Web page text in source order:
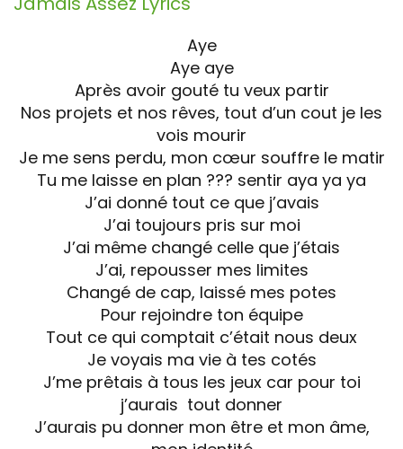
Aye
Aye aye
Après avoir gouté tu veux partir
Nos projets et nos rêves, tout d’un cout je les
vois mourir
Je me sens perdu, mon cœur souffre le matir
Tu me laisse en plan ??? sentir aya ya ya
J’ai donné tout ce que j’avais
J’ai toujours pris sur moi
J’ai même changé celle que j’étais
J’ai, repousser mes limites
Changé de cap, laissé mes potes
Pour rejoindre ton équipe
Tout ce qui comptait c’était nous deux
Je voyais ma vie à tes cotés
J’me prêtais à tous les jeux car pour toi
j’aurais tout donner
J’aurais pu donner mon être et mon âme,